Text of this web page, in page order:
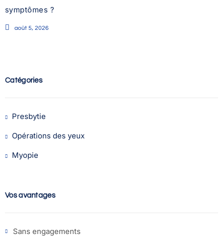
symptômes ?
août 5, 2026
Catégories
Presbytie
Opérations des yeux
Myopie
Vos avantages
Sans engagements